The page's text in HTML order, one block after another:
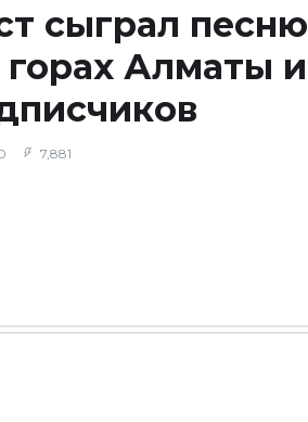
сыграл песню
Алматы и
7,881